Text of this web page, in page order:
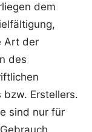
dem
Art der
des
Erstellers.
sind nur für